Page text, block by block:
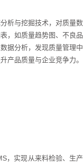
析与挖掘技术，对质量数
，如质量趋势图、不良品
据分析，发现质量管理中
产品质量与企业竞争力。
，实现从来料检验、生产